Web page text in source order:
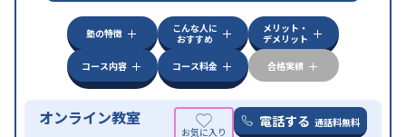
特徴
中高一貫校生に対応授業の振替可能 不登校生に対
オンライン対応 1科目から受講可能季節講習の
みの受講可
自習室あり
塾の特徴
こんな人に
おすすめ
メリット・
デメリット
コース内容
コース料金 合格実績
オンライン教室 電話する 通話料無料